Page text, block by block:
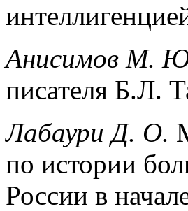
Анисимов М.
писателя Б.Л.
Лабаури Д. О.
по истории
России в